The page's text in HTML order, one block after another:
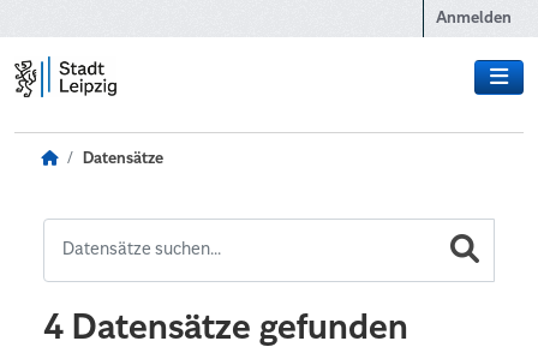
Anmelden
Datensätze
4 Datensätze gefunden